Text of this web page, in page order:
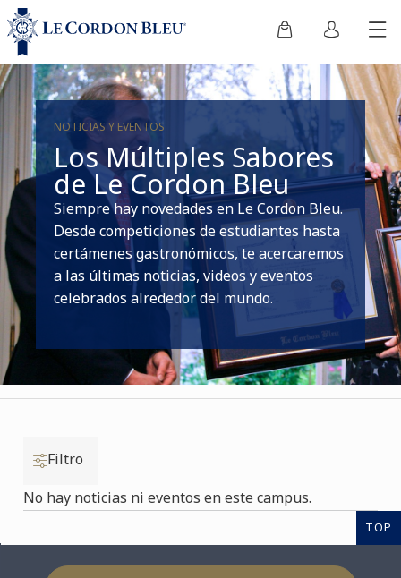
NOTICIAS Y EVENTOS
Los Múltiples Sabores
de Le Cordon Bleu
Siempre hay novedades en Le Cordon Bleu.
Desde competiciones de estudiantes hasta
certámenes gastronómicos, te acercaremos
a las últimas noticias, videos y eventos
celebrados alrededor del mundo.
Filtro
No hay noticias ni eventos en este campus.
TOP